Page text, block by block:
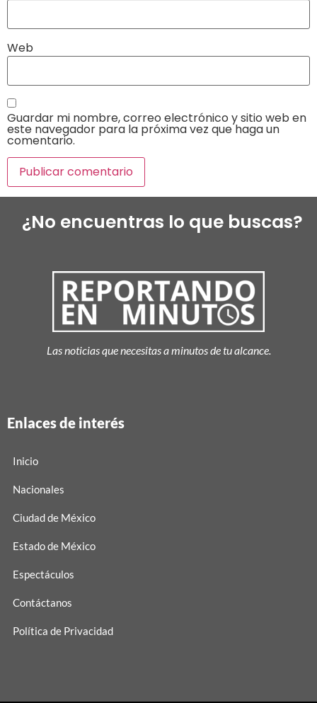
Web
Guardar mi nombre, correo electrónico y sitio web en
este navegador para la próxima vez que haga un
comentario.
¿No encuentras lo que buscas?
Las noticias que necesitas a minutos de tu alcance.
Enlaces de interés
Inicio
Nacionales
Ciudad de México
Estado de México
Espectáculos
Contáctanos
Política de Privacidad